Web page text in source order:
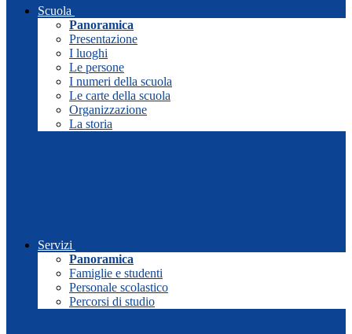
Scuola
Panoramica
Presentazione
I luoghi
Le persone
I numeri della scuola
Le carte della scuola
Organizzazione
La storia
Servizi
Panoramica
Famiglie e studenti
Personale scolastico
Percorsi di studio